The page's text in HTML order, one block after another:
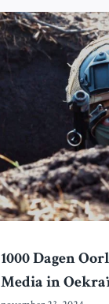
1000 Dagen
Media in